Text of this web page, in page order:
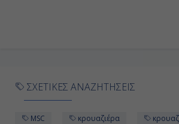
ΣΧΕΤΙΚΕΣ ΑΝΑΖΗΤΗΣΕΙΣ
MSC κρουαζιέρα